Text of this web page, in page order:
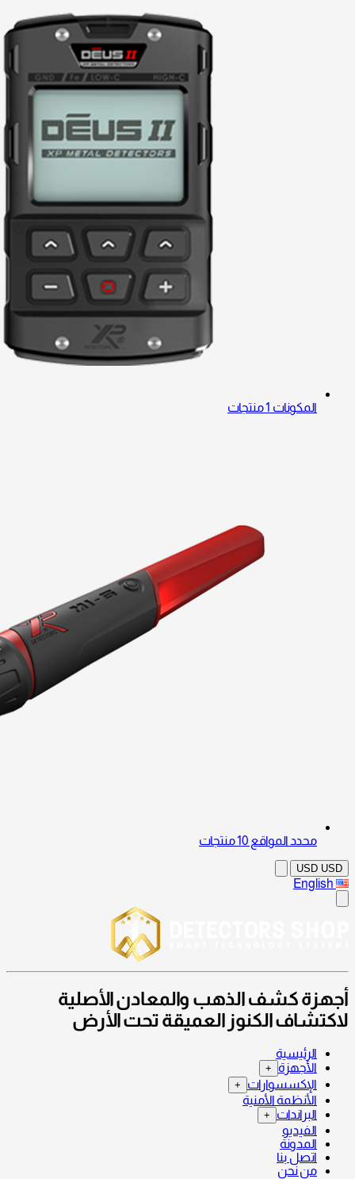
المكونات 1 منتجات
محدد المواقع 10 منتجات
USD USD
English
أجهزة كشف الذهب والمعادن الأصلية
لاكتشاف الكنوز العميقة تحت الأرض
الرئيسية
الأجهزة +
الإكسسوارات +
الأنظمة الأمنية
البراندات
+
الفيديو
المدونة
اتصل بنا
من نحن